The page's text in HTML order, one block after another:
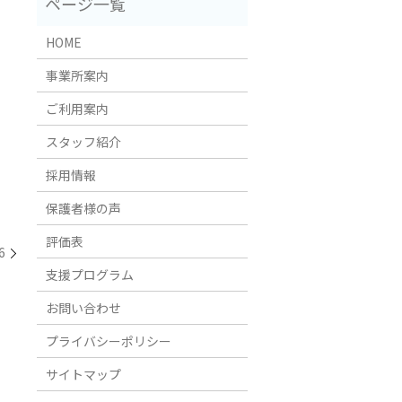
HOME
事業所案内
ご利用案内
スタッフ紹介
採用情報
保護者様の声
評価表
支援プログラム
お問い合わせ
プライバシーポリシー
サイトマップ